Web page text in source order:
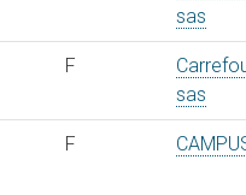
sas
F
sas
F